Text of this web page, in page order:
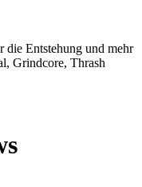
die Entstehung und mehr
Grindcore, Thrash